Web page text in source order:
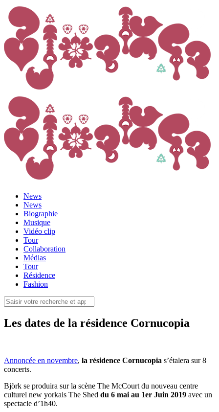
News
News
Biographie
Musique
Vidéo clip
Tour
Collaboration
Médias
Tour
Résidence
Fashion
Les dates de la résidence Cornucopia
Annoncée en novembre, la résidence Cornucopia s’étalera sur 8
concerts.
Björk se produira sur la scène The McCourt du nouveau centre
culturel new yorkais The Shed du 6 mai au 1er Juin 2019 avec un
spectacle d’1h40.